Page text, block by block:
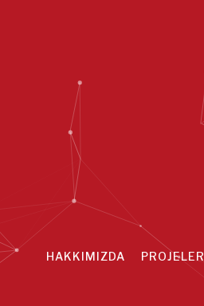
HAKKIMIZDA PROJELER